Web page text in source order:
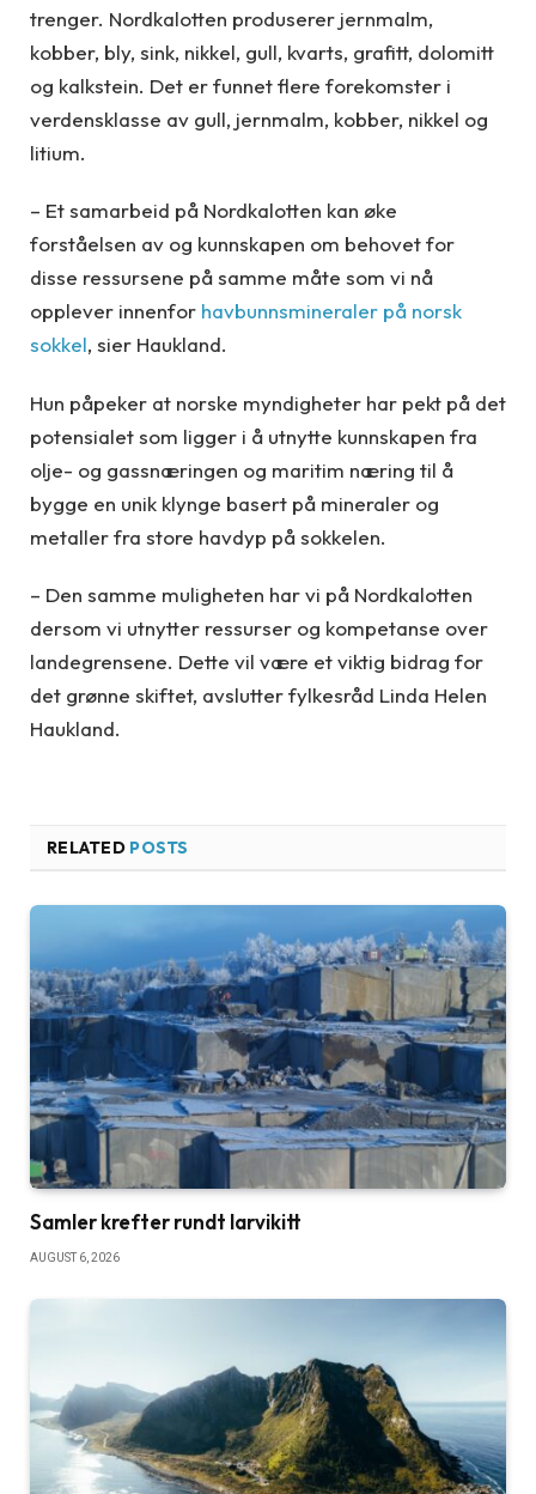
trenger. Nordkalotten produserer jernmalm,
kobber, bly, sink, nikkel, gull, kvarts, grafitt, dolomitt
og kalkstein. Det er funnet flere forekomster i
verdensklasse av gull, jernmalm, kobber, nikkel og
litium.
– Et samarbeid på Nordkalotten kan øke
forståelsen av og kunnskapen om behovet for
disse ressursene på samme måte som vi nå
opplever innenfor havbunnsmineraler på norsk
sokkel, sier Haukland.
Hun påpeker at norske myndigheter har pekt på det
potensialet som ligger i å utnytte kunnskapen fra
olje- og gassnæringen og maritim næring til å
bygge en unik klynge basert på mineraler og
metaller fra store havdyp på sokkelen.
– Den samme muligheten har vi på Nordkalotten
dersom vi utnytter ressurser og kompetanse over
landegrensene. Dette vil være et viktig bidrag for
det grønne skiftet, avslutter fylkesråd Linda Helen
Haukland.
RELATED POSTS
Samler krefter rundt larvikitt
AUGUST 6, 2026